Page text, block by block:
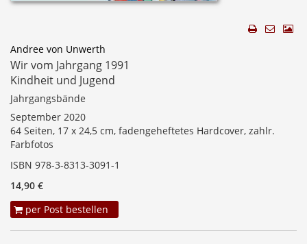
Andree von Unwerth
Wir vom Jahrgang 1991
Kindheit und Jugend
Jahrgangsbände
September 2020
64 Seiten, 17 x 24,5 cm, fadengeheftetes Hardcover, zahlr.
Farbfotos
ISBN 978-3-8313-3091-1
14,90 €
per Post bestellen